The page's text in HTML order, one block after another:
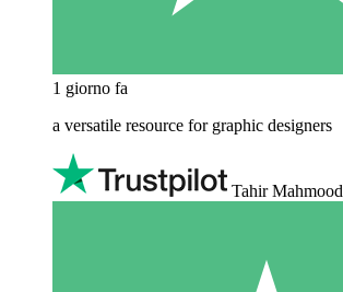
1 giorno fa
a versatile resource for graphic designers
Tahir Mahmood